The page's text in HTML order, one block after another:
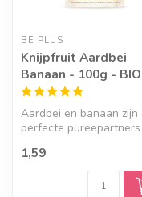
BE PLUS
Knijpfruit Aardbei
Banaan - 100g - BIO
Aardbei en banaan zijn
perfecte
ge...
1,59